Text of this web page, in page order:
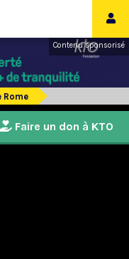
Contenu sponsorisé
Rome
Faire un don à KTO